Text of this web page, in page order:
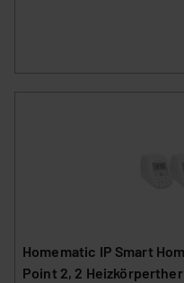
Homematic IP Smart
Point 2, 2